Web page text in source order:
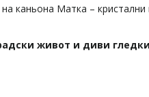
каньона Матка –
живот и диви гледки